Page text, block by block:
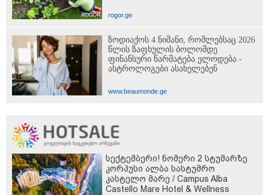
rogor.ge
ზოდიაქოს 4 ნიშანი, რომლებსაც 2026
წლის ზაფხულის ბოლომდე
ფინანსური წარმატება ელოდება -
ასტროლოგები ასახელებენ
www.beaumonde.ge
სექტემბერი! ნომერი 2 სტუმარზე
კორპუსი ალბა სასტუმრო
კასტელო მარე / Campus Alba
Castello Mare Hotel & Wellness